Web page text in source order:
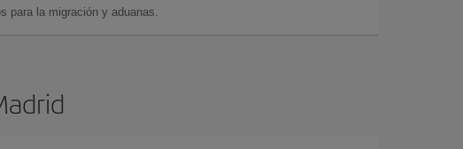
para la migración y aduanas.